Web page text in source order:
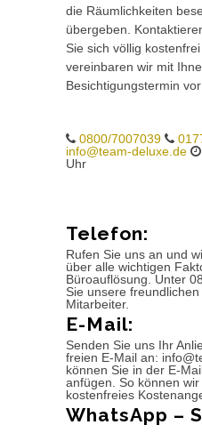
die Räumlichkeiten
übergeben.
Sie sich völlig
vereinbaren wir mit
Besichtigungstermin vor
0800/7007039
info@team-deluxe.de
Uhr
Telefon:
Rufen Sie uns an und
über alle wichtigen
Büroauflösung. Unter
Sie unsere
Mitarbeiter.
E-Mail:
Senden Sie uns Ihr
freien E-Mail an:
können Sie in der E-
anfügen. So können
kostenfreies
WhatsApp –